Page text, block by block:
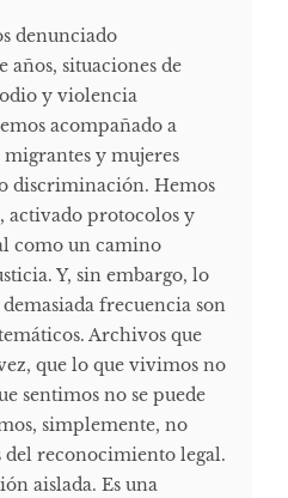
denunciado
situaciones de
y violencia
acompañado a
migrantes y mujeres
discriminación. Hemos
activado protocolos y
como un camino
Y, sin embargo, lo
frecuencia son
Archivos que
que lo que vivimos no
sentimos no se puede
simplemente, no
del reconocimiento legal.
aislada. Es una